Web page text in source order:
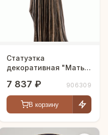
Статуэтка
декоративная "Мать с
7 837 ₽ 906309
В корзину